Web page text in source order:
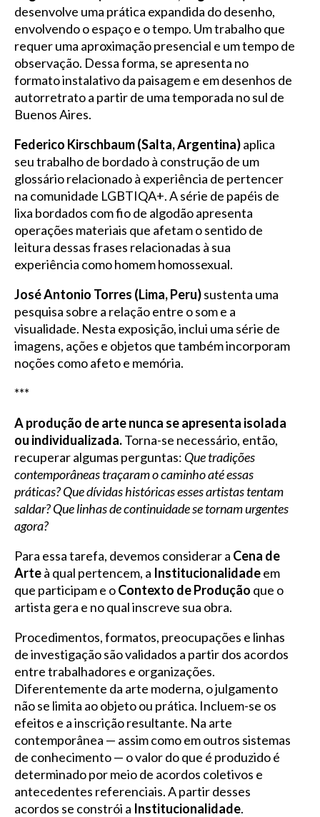
desenvolve uma prática expandida do desenho,
envolvendo o espaço e o tempo. Um trabalho que
requer uma aproximação presencial e um tempo de
observação. Dessa forma, se apresenta no
formato instalativo da paisagem e em desenhos de
autorretrato a partir de uma temporada no sul de
Buenos Aires.
Federico Kirschbaum (Salta, Argentina)aplica
seu trabalho de bordado à construção de um
glossário relacionado à experiência de pertencer
na comunidade LGBTIQA+. A série de papéis de
lixa bordados com fio de algodão apresenta
operações materiais que afetam o sentido de
leitura dessas frases relacionadas à sua
experiência como homem homossexual.
José Antonio Torres (Lima, Peru)sustenta uma
pesquisa sobre a relação entre o som e a
visualidade. Nesta exposição, inclui uma série de
imagens, ações e objetos que também incorporam
noções como afeto e memória.
***
A produção de arte nunca se apresenta isolada
ou individualizada.Torna-se necessário, então,
recuperar algumas perguntas: Que tradições
contemporâneas traçaram o caminho até essas
práticas? Que dívidas históricas esses artistas tentam
saldar? Que linhas de continuidade se tornam urgentes
agora?
Para essa tarefa, devemos considerar a Cena de
Arteà qual pertencem, a Institucionalidadeem
que participam e oContexto de Produção que o
artista gera e no qual inscreve sua obra.
Procedimentos, formatos, preocupações e linhas
de investigação são validados a partir dos acordos
entre trabalhadores e organizações.
Diferentemente da arte moderna, o julgamento
não se limita ao objeto ou prática. Incluem-se os
efeitos e a inscrição resultante. Na arte
contemporânea — assim como em outros sistemas
de conhecimento — o valor do que é produzido é
determinado por meio de acordos coletivos e
antecedentes referenciais. A partir desses
acordos se constrói a Institucionalidade.